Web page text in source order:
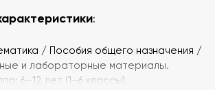
:
/ Пособия общего назначения /
и лабораторные материалы.
6–12 лет (1–6 классы).